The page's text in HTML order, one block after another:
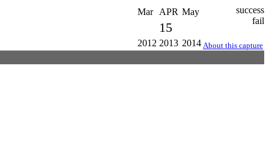
Mar APR May
15
2012 2013 2014
success
fail
About this capture